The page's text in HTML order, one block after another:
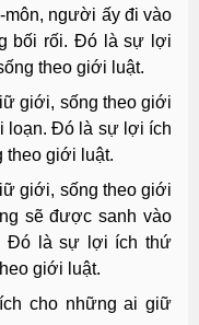
môn, người ấy đi vào
bối rối. Ðó là sự lợi
theo giới luật.
giới, sống theo giới
loạn. Ðó là sự lợi ích
theo giới luật.
giới, sống theo giới
sẽ được sanh vào
Ðó là sự lợi ích thứ
giới luật.
cho những ai giữ